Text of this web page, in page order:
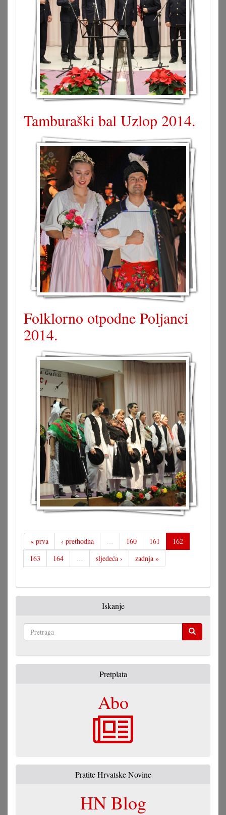
Tamburaški bal Uzlop 2014.
Folklorno otpodne Poljanci
2014.
« prva ‹ prethodna … 160 161
162
163
164 … sljedeća › zadnja »
Iskanje
Pretplata
Abo
Pratite Hrvatske Novine
HN Blog